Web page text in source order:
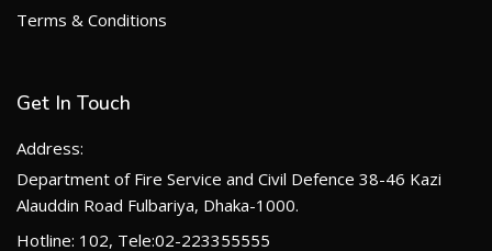
Terms & Conditions
Get In Touch
Address:
Department of Fire Service and Civil Defence 38-46 Kazi
Alauddin Road Fulbariya, Dhaka-1000.
Hotline: 102, Tele:02-223355555